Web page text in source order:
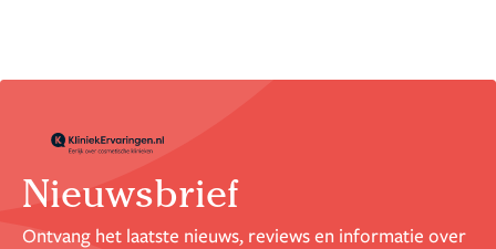
Nieuwsbrief
Ontvang het laatste nieuws, reviews en informatie over